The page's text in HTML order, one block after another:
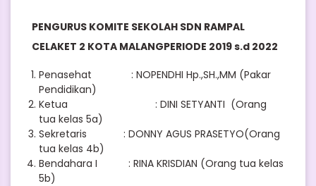
PENGURUS KOMITE SEKOLAH SDN RAMPAL
CELAKET 2 KOTA MALANGPERIODE 2019 s.d 2022
Penasehat : NOPENDHI Hp.,SH.,MM (Pakar
Pendidikan)
Ketua : DINI SETYANTI (Orang
tua kelas 5a)
Sekretaris : DONNY AGUS PRASETYO(Orang
tua kelas 4b)
Bendahara I : RINA KRISDIAN (Orang tua kelas
5b)